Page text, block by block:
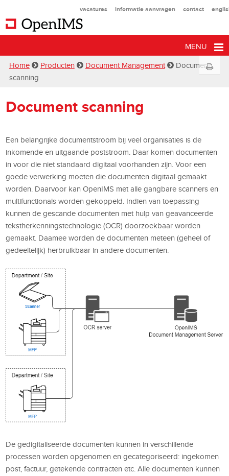
vacatures informatie aanvragen contact
MENU
Home Producten Document Management
Document
scanning
Document scanning
Een belangrijke documentstroom bij veel organisaties is de
inkomende en uitgaande poststroom. Daar komen documenten
in voor die niet standaard digitaal voorhanden zijn. Voor een
goede verwerking moeten die documenten digitaal gemaakt
worden. Daarvoor kan OpenIMS met alle gangbare scanners en
multifunctionals worden gekoppeld. Indien van toepassing
kunnen de gescande documenten met hulp van geavanceerde
tekstherkenningstechnologie (OCR) doorzoekbaar worden
gemaakt. Daamee worden de documenten meteen (geheel of
gedeeltelijk) herbruikbaar in andere documenten.
De gedigitaliseerde documenten kunnen in verschillende
processen worden opgenomen en gecategoriseerd: ingekomen
post, factuur, getekende contracten etc. Alle documenten kunnen